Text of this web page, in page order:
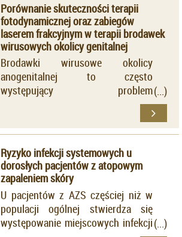
Porównanie skuteczności terapii
fotodynamicznej oraz zabiegów
laserem frakcyjnym w terapii brodawek
wirusowych okolicy genitalnej
Brodawki wirusowe okolicy
anogenitalnej to często
występujący problem
Ryzyko infekcji systemowych u
dorosłych pacjentów z atopowym
zapaleniem skóry
U pacjentów z AZS częściej niż w
populacji ogólnej stwierdza się
występowanie miejscowych infekcji